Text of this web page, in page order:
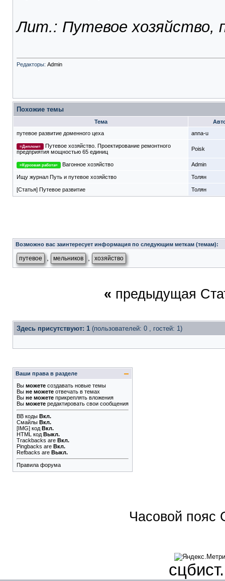
Лит.: Путевое хозяйство,
Редакторы: Admin
Похожие темы
Тема
путевое развитие доменного цеха
anna-u
=Диплом=
Путевое хозяйство. Проектирование ремонтного
предприятия мощностью 65 единиц
Poisk
=Курсовая работа= Вагонное хозяйство Admin
Ищу журнал Путь и путевое хозяйство Толян
[Статья] Путевое развитие Толян
Возможно вас заинтересует информация по следующим меткам (темам):
путевое мельников хозяйство
« предыдущая
Здесь присутствуют: 1 (пользователей: 0 , гостей: 1)
Ваши права в разделе
Вы можете создавать новые темы
Вы не можете отвечать в темах
Вы не можете прикреплять вложения
Вы можете редактировать свои сообщения
BB коды Вкл.
Смайлы Вкл.
[IMG] код Вкл.
HTML код Выкл.
Trackbacks are Вкл.
Pingbacks are Вкл.
Refbacks are Выкл.
Правила форума
Часовой пояс